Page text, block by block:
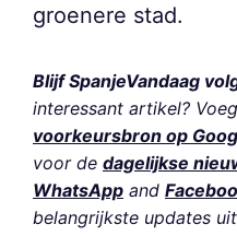
groenere stad.
Blijf SpanjeVandaag
interessant artikel?
voorkeursbron op
voor de dagelijkse
WhatsApp and
belangrijkste updates